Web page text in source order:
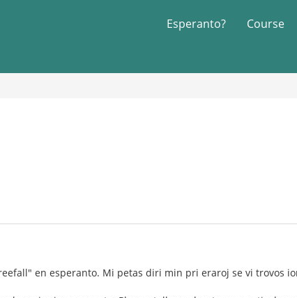
Esperanto? Course
en esperanto. Mi petas diri min pri eraroj se vi trovos